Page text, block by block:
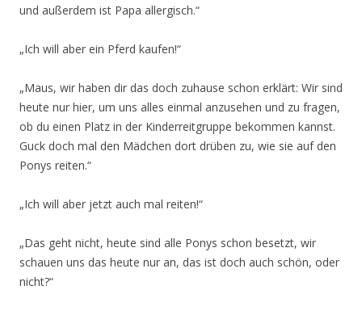
und außerdem ist Papa allergisch.“
„Ich will aber ein Pferd kaufen!“
„Maus, wir haben dir das doch zuhause schon erklärt: Wir sind
heute nur hier, um uns alles einmal anzusehen und zu fragen,
ob du einen Platz in der Kinderreitgruppe bekommen kannst.
Guck doch mal den Mädchen dort drüben zu, wie sie auf den
Ponys reiten.“
„Ich will aber jetzt auch mal reiten!“
„Das geht nicht, heute sind alle Ponys schon besetzt, wir
schauen uns das heute nur an, das ist doch auch schön, oder
nicht?“